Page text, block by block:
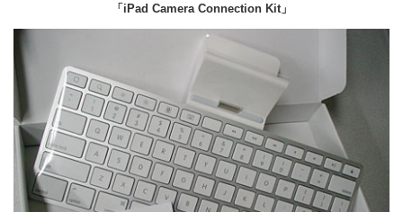
「iPad Camera Connection Kit」